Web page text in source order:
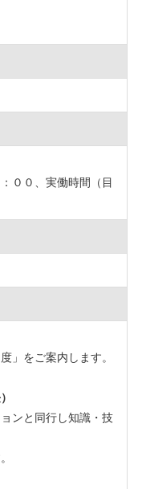
００、実働時間（目
」をご案内します。
）
ンと同行し知識・技